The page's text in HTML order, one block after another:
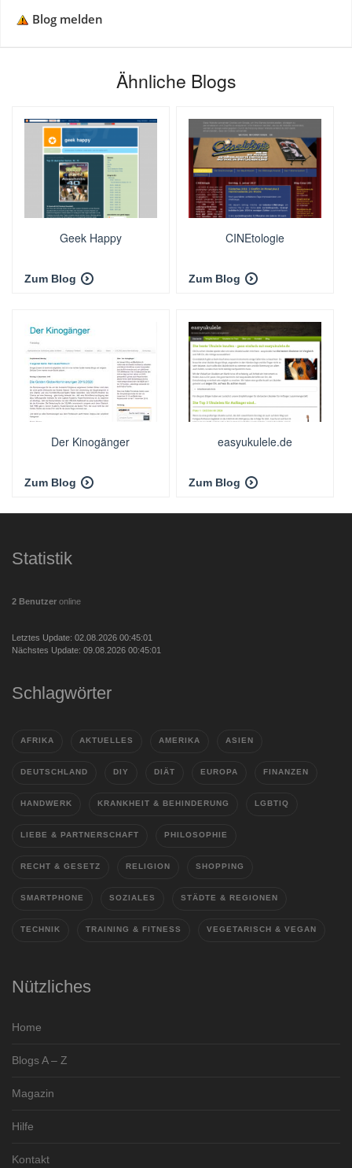
Blog melden
Ähnliche Blogs
Geek Happy
Zum Blog
CINEtologie
Zum Blog
Der Kinogänger
Zum Blog
easyukulele.de
Zum Blog
Statistik
2 Benutzer online
Letztes Update: 02.08.2026 00:45:01
Nächstes Update: 09.08.2026 00:45:01
Schlagwörter
AFRIKA AKTUELLES AMERIKA ASIEN
DEUTSCHLAND DIY DIÄT EUROPA FINANZEN
HANDWERK KRANKHEIT & BEHINDERUNG LGBTIQ
LIEBE & PARTNERSCHAFT PHILOSOPHIE
RECHT & GESETZ RELIGION SHOPPING
SMARTPHONE SOZIALES STÄDTE & REGIONEN
TECHNIK TRAINING & FITNESS VEGETARISCH & VEGAN
Nützliches
Home
Blogs A – Z
Magazin
Hilfe
Kontakt